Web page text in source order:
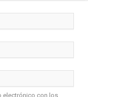
electrónico con los